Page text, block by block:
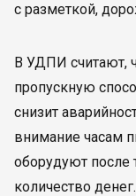
с разметкой,
В УДПИ считают,
пропускную
снизит
внимание часам
оборудуют после
количество